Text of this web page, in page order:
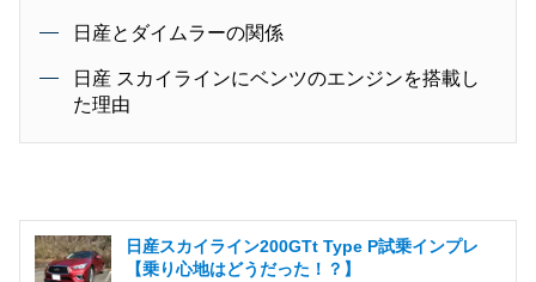
日産とダイムラーの関係
日産 スカイラインにベンツのエンジンを搭載し
た理由
日産スカイライン200GTt Type P試乗インプレ
【乗り心地はどうだった！？】